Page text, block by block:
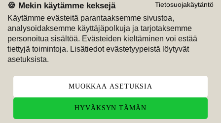
Tietosuojakäytäntö
🍪 Mekin käytämme keksejä
Käytämme evästeitä parantaaksemme sivustoa,
analysoidaksemme käyttäjäpolkuja ja tarjotaksemme
personoitua sisältöä. Evästeiden kieltäminen voi estää
tiettyjä toimintoja. Lisätiedot evästetyypeistä löytyvät
asetuksista.
MUOKKAA ASETUKSIA
HYVÄKSYN TÄMÄN
Maksutavat
M
Seuraa meitä